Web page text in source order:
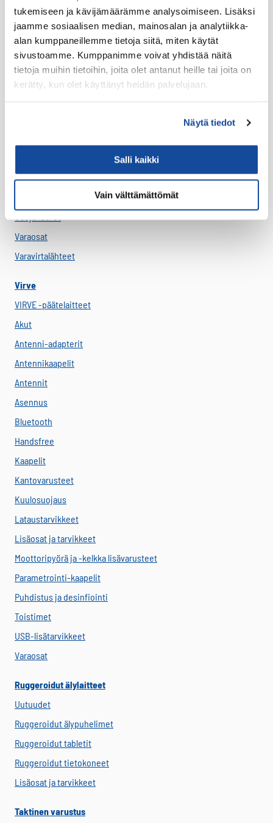
tukemiseen ja kävijämäärämme analysoimiseen. Lisäksi
jaamme sosiaalisen median, mainosalan ja analytiikka-
alan kumppaneillemme tietoja siitä, miten käytät
sivustoamme. Kumppanimme voivat yhdistää näitä
tietoja muihin tietoihin, joita olet antanut heille tai joita on
kerätty, kun olet käyttänyt heidän palvelujaan.
Näytä tiedot
Salli kaikki
Vain välttämättömät
Antennit
Drone -lisätarvikkeet
LTE HF-Lisälaitteet
Kantovarusteet
USB-C lisälaitteet
Varaosat
Varavirtalähteet
Virve
VIRVE -päätelaitteet
Akut
Antenni-adapterit
Antennikaapelit
Antennit
Asennus
Bluetooth
Handsfree
Kaapelit
Kantovarusteet
Kuulosuojaus
Lataustarvikkeet
Lisäosat ja tarvikkeet
Moottoripyörä ja -kelkka lisävarusteet
Parametrointi-kaapelit
Puhdistus ja desinfiointi
Toistimet
USB-lisätarvikkeet
Varaosat
Ruggeroidut älylaitteet
Uutuudet
Ruggeroidut älypuhelimet
Ruggeroidut tabletit
Ruggeroidut tietokoneet
Lisäosat ja tarvikkeet
Taktinen varustus